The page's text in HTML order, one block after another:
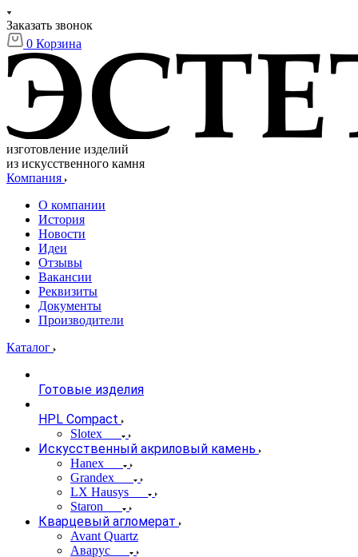
Заказать звонок
0 Корзина
изготовление изделий
из искусственного камня
Компания
О компании
История
Новости
Идеи
Отзывы
Вакансии
Реквизиты
Документы
Производители
Каталог
Готовые изделия
HPL Compact
Slotex
Искусственный акриловый камень
Hanex
Grandex
LX Hausys
Staron
Кварцевый агломерат
Avant Quartz
Аварус